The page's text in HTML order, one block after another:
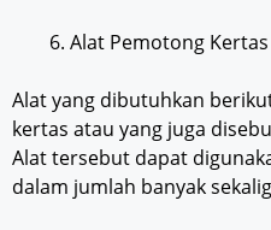
Alat Pemotong Kertas
Alat yang dibutuhkan
kertas atau yang juga
Alat tersebut dapat
dalam jumlah banyak